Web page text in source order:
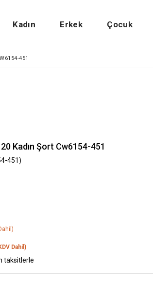
Kadın Erkek Çocuk
451
Kadın Şort Cw6154-451
451)
Dahil)
taksitlerle